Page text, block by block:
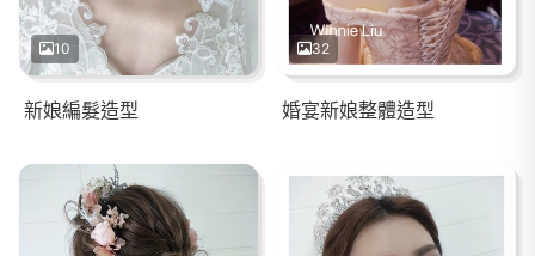
10
新娘編髮造型
32
婚宴新娘整體造型